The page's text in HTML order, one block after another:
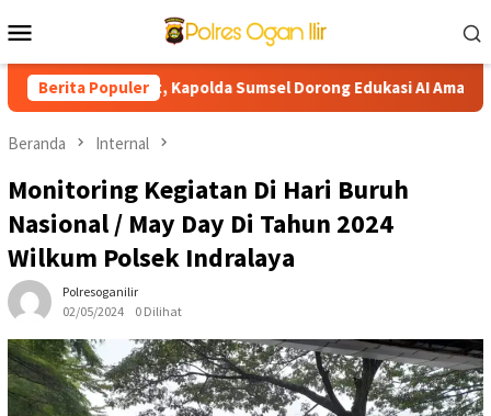
ke
Mobile
Berita Populer
Berlanjut, Kapolda Sumsel Dorong Edukasi AI Aman dan
Beranda Internal
Monitoring Kegiatan Di Hari Buruh
Nasional / May Day Di Tahun 2024
Wilkum Polsek Indralaya
Polresoganilir
02/05/2024
0 Dilihat